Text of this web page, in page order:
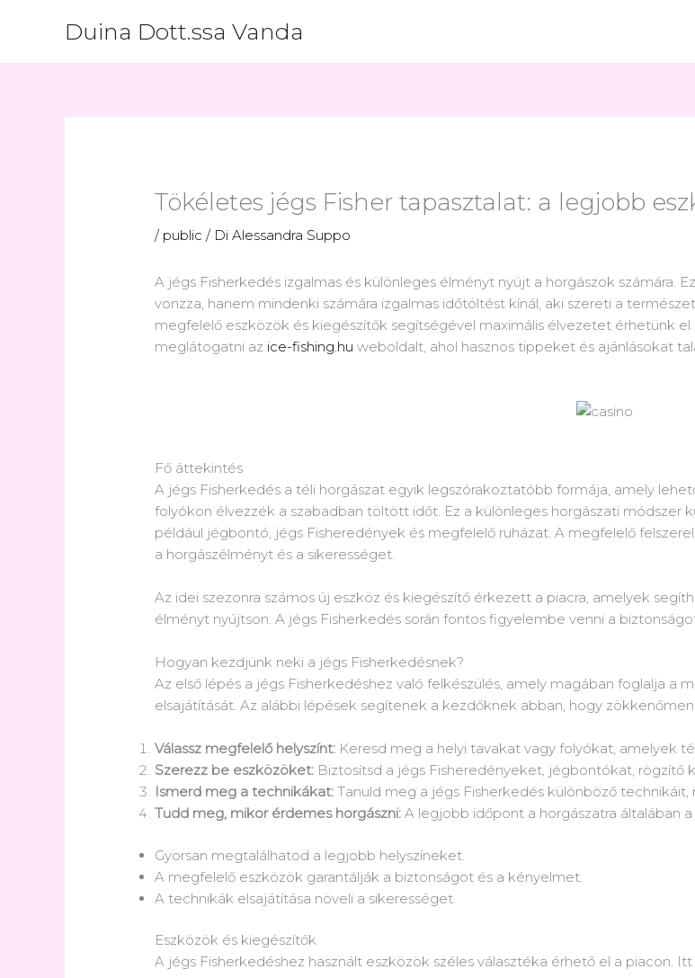
Duina Dott.ssa Vanda
Tökéletes jégs Fisher tapasztalat: a legjobb
/ public / DiAlessandra Suppo
A jégs Fisherkedés izgalmas és különleges élményt nyújt a horgászok számára.
vonzza, hanem mindenki számára izgalmas időtöltést kínál, aki szereti a
megfelelő eszközök és kiegészítők segítségével maximális élvezetet érhetünk
meglátogatni az ice-fishing.hu weboldalt, ahol hasznos tippeket és ajánlásokat
Fő áttekintés
A jégs Fisherkedés a téli horgászat egyik legszórakoztatóbb formája, amely
folyókon élvezzék a szabadban töltött időt. Ez a különleges horgászati módszer
például jégbontó, jégs Fisheredények és megfelelő ruházat. A megfelelő
a horgászélményt és a sikerességet.
Az idei szezonra számos új eszköz és kiegészítő érkezett a piacra, amelyek
élményt nyújtson. A jégs Fisherkedés során fontos figyelembe venni a
Hogyan kezdjünk neki a jégs Fisherkedésnek?
Az első lépés a jégs Fisherkedéshez való felkészülés, amely magában foglalja a
elsajátítását. Az alábbi lépések segítenek a kezdőknek abban, hogy
Válassz megfelelő helyszínt: Keresd meg a helyi tavakat vagy folyókat, amelyek
Szerezz be eszközöket: Biztosítsd a jégs Fisheredényeket, jégbontókat, rögzítő
Ismerd meg a technikákat: Tanuld meg a jégs Fisherkedés különböző
Tudd meg, mikor érdemes horgászni: A legjobb időpont a horgászatra általában
Gyorsan megtalálhatod a legjobb helyszíneket.
A megfelelő eszközök garantálják a biztonságot és a kényelmet.
A technikák elsajátítása növeli a sikerességet.
Eszközök és kiegészítők
A jégs Fisherkedéshez használt eszközök széles választéka érhető el a piacon.